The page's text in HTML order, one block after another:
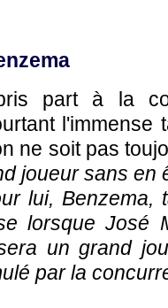
part à la
l'immense
ne soit pas
joueur sans en
lui, Benzema,
lorsque José
un grand
par la